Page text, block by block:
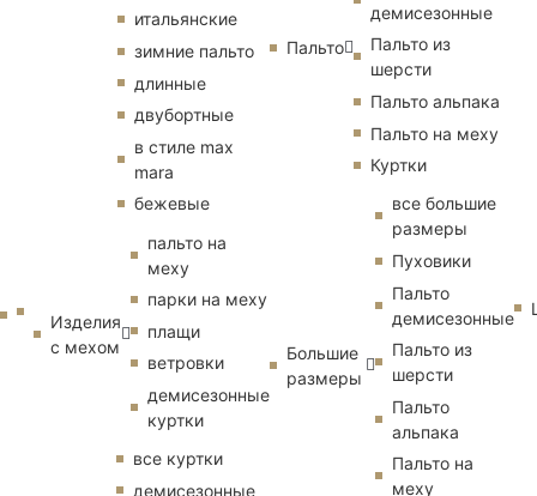
итальянские
зимние пальто
длинные
двубортные
в стиле max
mara
бежевые
Изделия
с мехом
пальто на
меху
парки на меху
плащи
ветровки
демисезонные
куртки
все куртки
демисезонные
Пальто
демисезонные
Пальто из
шерсти
Пальто альпака
Пальто на меху
Куртки
Большие
размеры
все большие
размеры
Пуховики
Пальто
демисезонные
Пальто из
шерсти
Пальто
альпака
Пальто на
меху